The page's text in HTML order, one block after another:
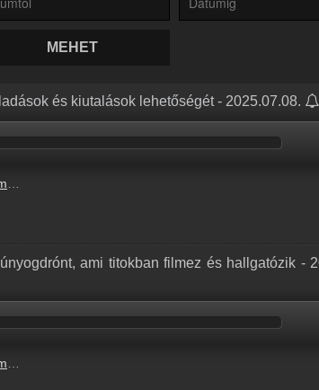
MEHET
és kiutalások lehetőségét - 2025.07.08.
ami titokban filmez és hallgatózik -